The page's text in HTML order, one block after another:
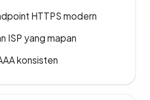
HTTPS modern
ISP yang mapan
konsisten